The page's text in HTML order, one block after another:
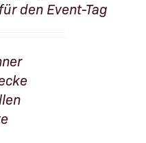
den Event-Tag